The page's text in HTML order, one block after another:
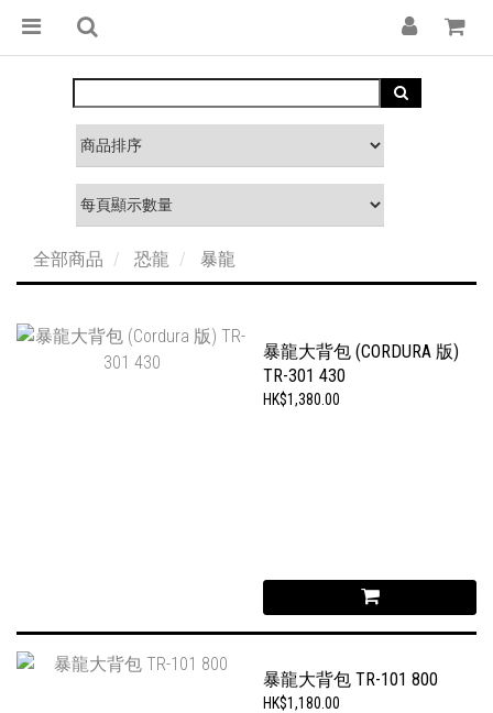
全部商品 恐龍 暴龍
暴龍大背包 (CORDURA 版)
TR-301 430
HK$1,380.00
暴龍大背包 TR-101 800
HK$1,180.00